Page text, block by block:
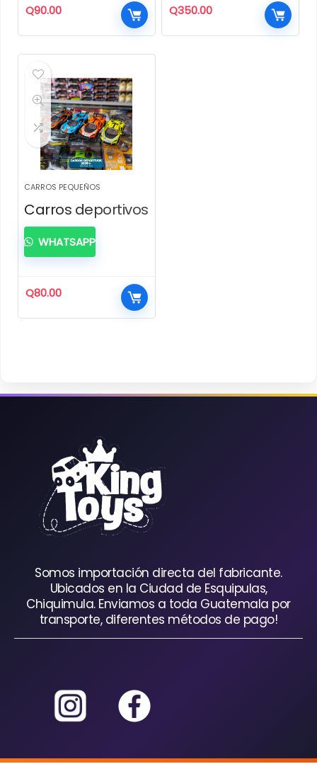
Q90.00 Q350.00
CARROS PEQUEÑOS
Carros deportivos
Q80.00
WHATSAPP
Somos importación directa del fabricante.
Ubicados en la Ciudad de Esquipulas,
Chiquimula. Enviamos a toda Guatemala por
transporte, diferentes métodos de pago!